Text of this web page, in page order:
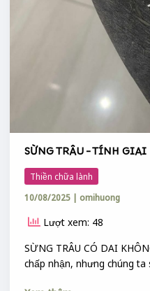
SỪNG TRÂU – TÍNH GIAI
Thiền chữa lành
10/08/2025 | omihuong
Lượt xem: 48
SỪNG TRÂU CÓ DAI
chấp nhận, nhưng chúng ta